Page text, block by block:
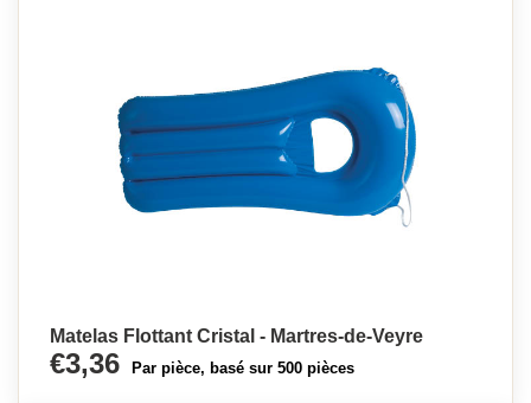
Matelas Flottant Cristal - Martres-de-Veyre
€3,36 Par pièce, basé sur 500 pièces